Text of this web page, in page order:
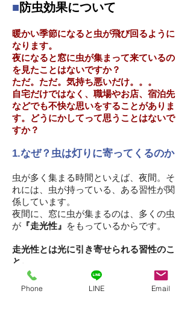
■防虫効果について
暖かい季節になると虫が飛び回るように
なります。
夜になると窓に虫が集まって来ているの
を見たことはないですか？
ただ。ただ。気持ち悪いだけ。。。
自宅だけではなく、職場やお店、宿泊先
などでも不快な思いをすることがありま
す。どうにかしてって思うことはないで
すか？
1.なぜ？虫は灯りに寄ってくるのか
虫が多く集まる時間といえば、夜間。そ
れには、虫が持っている、ある習性が関
係しています。
夜間に、窓に虫が集まるのは、多くの虫
が 『走光性』 をもっているからです。
走光性とは光に引き寄せられる習性のこ
と 。
夜間は太陽光がありませんので、とくに
Phone LINE Email